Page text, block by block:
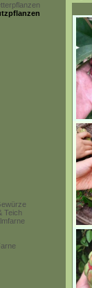
Teich